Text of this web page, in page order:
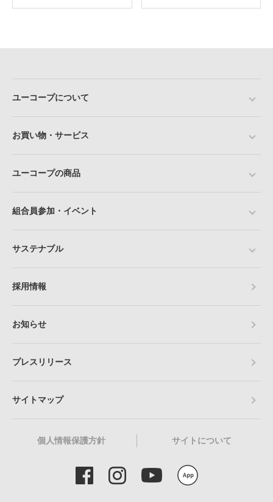
ユーコープについて
お買い物・サービス
ユーコープの商品
組合員参加・イベント
サステナブル
採用情報
お知らせ
プレスリリース
サイトマップ
個人情報保護方針 サイトについて